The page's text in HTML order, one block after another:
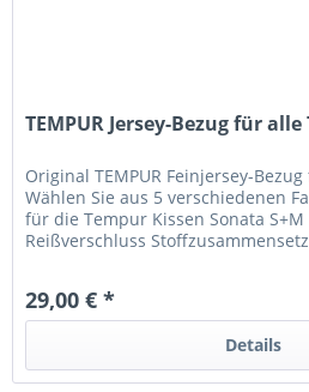
TEMPUR Jersey-Bezug für
Original TEMPUR Feinjersey-
Wählen Sie aus 5 verschiedenen
für die Tempur Kissen Sonata
Reißverschluss
29,00 € *
Details